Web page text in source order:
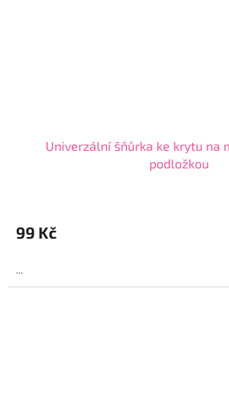
Univerzální šňůrka ke krytu na
podložkou
99 Kč
...